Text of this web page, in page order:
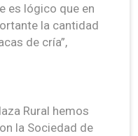
es lógico que en
la cantidad
de cría”,
Rural hemos
la Sociedad de